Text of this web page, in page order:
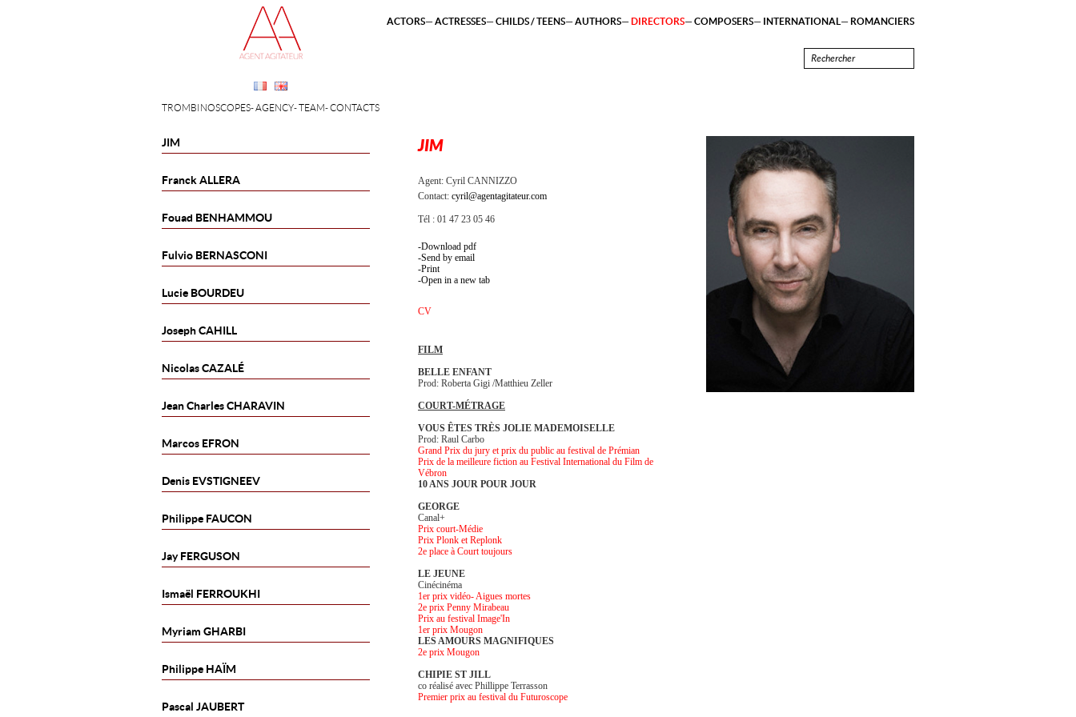
JIM
FranckALLERA
Fouad BENHAMMOU
Fulvio BERNASCONI
Lucie BOURDEU
JosephCAHILL
NicolasCAZALÉ
Jean CharlesCHARAVIN
Marcos EFRON
Denis EVSTIGNEEV
Philippe FAUCON
JayFERGUSON
Ismaël FERROUKHI
Myriam GHARBI
Philippe HAÏM
Pascal JAUBERT
TROMBINOSCOPES AGENCY TEAM CONTACTS
ACTORS ACTRESSES CHILDS / TEENS AUTHORS DIRECTORS COMPOSERS INTERNATIONAL ROMANCIERS
JIM
Agent: Cyril CANNIZZO
Contact: cyril@agentagitateur.com
Tél : 01 47 23 05 46
Download pdf
Send by email
Print
Open in a new tab
CV
FILM
BELLE ENFANT
Prod: Roberta Gigi /Matthieu Zeller
COURT-MÉTRAGE
VOUS ÊTES TRÈS JOLIE MADEMOISELLE
Prod: Raul Carbo
Grand Prix du jury et prix du public au festival de Prémian
Prix de la meilleure fiction au Festival International du Film de
Vébron
10 ANS JOUR POUR JOUR
GEORGE
Canal+
Prix court-Médie
Prix Plonk et Replonk
2e place à Court toujours
LE JEUNE
Cinécinéma
1er prix vidéo- Aigues mortes
2e prix Penny Mirabeau
Prix au festival Image'In
1er prix Mougon
LES AMOURS MAGNIFIQUES
2e prix Mougon
CHIPIE ST JILL
co réalisé avec Phillippe Terrasson
Premier prix au festival du Futuroscope